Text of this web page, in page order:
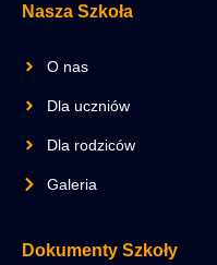
Nasza Szkoła
O nas
Dla uczniów
Dla rodziców
Galeria
Dokumenty Szkoły